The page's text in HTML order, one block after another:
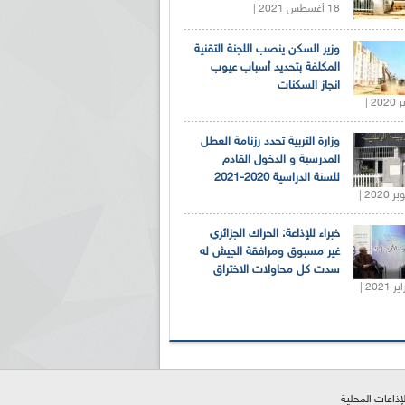
18 أغسطس 2021 |
وزير السكن ينصب اللجنة التقنية
المكلفة بتحديد أسباب عيوب
انجاز السكنات
وزارة التربية تحدد رزنامة العطل
المدرسية و الدخول القادم
للسنة الدراسية 2020-2021
خبراء للإذاعة: الحراك الجزائري
غير مسبوق ومرافقة الجيش له
سدت كل محاولات الاختراق
المحلية